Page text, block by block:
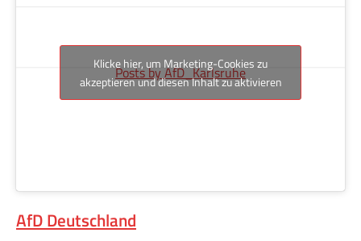
Posts by AfD_Karlsruhe
Klicke hier, um Marketing-Cookies zu
akzeptieren und diesen Inhalt zu aktivieren
AfD Deutschland